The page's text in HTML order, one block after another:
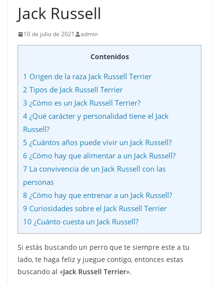
Jack Russell
10 de julio de 2021 admin
Contenidos
1 Origen de la raza Jack Russell Terrier
2 Tipos de Jack Russell Terrier
3 ¿Cómo es un Jack Russell Terrier?
4 ¿Qué carácter y personalidad tiene el Jack
Russell?
5 ¿Cuántos años puede vivir un Jack Russell?
6 ¿Cómo hay que alimentar a un Jack Russell?
7 La convivencia de un Jack Russell con las
personas
8 ¿Cómo hay que entrenar a un Jack Russell?
9 Curiosidades sobre el Jack Russell Terrier
10 ¿Cuánto cuesta un Jack Russell?
Si estás buscando un perro que te siempre este a tu
lado, te haga feliz y juegue contigo, entonces estas
buscando al «Jack Russell Terrier».